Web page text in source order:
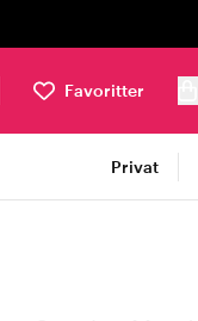
Favoritter
Privat